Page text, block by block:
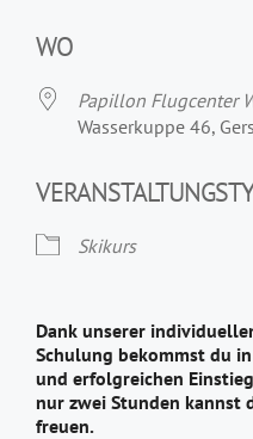
WO
Papillon Flugcenter
Wasserkuppe 46,
Skikurs
Dank unserer
Schulung bekommst du
und erfolgreichen
nur zwei Stunden kannst
freuen.